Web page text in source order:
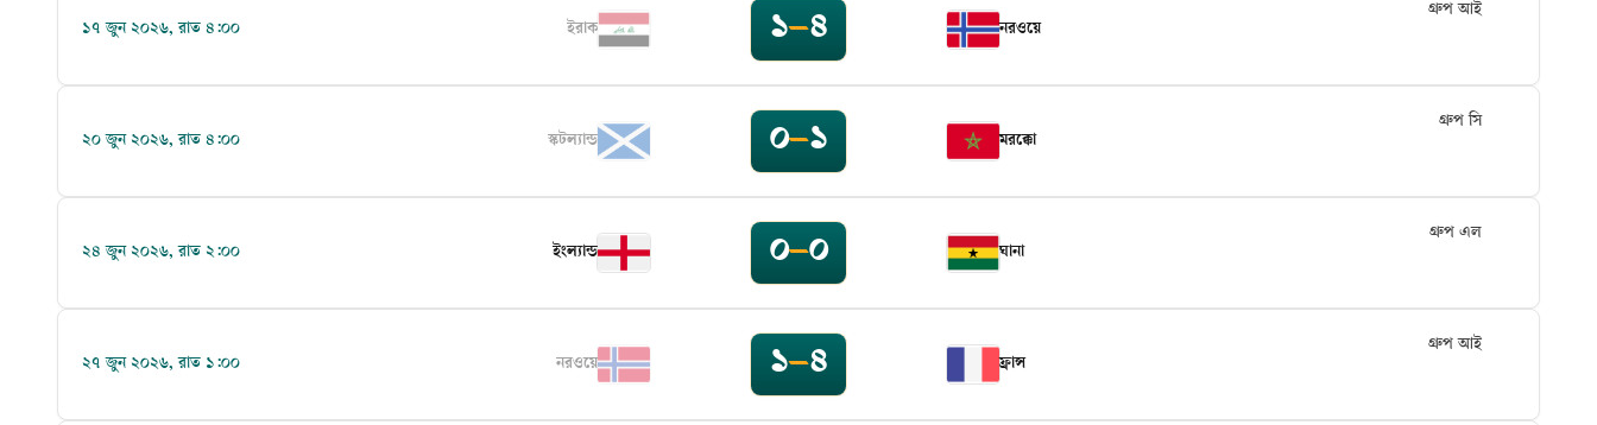
১৭ জুন ২০২৬, রাত ৪:০০ ইরাক ১–৪ নরওয়ে
গ্রুপ আই
২০ জুন ২০২৬, রাত ৪:০০ স্কটল্যান্ড ০–১ মরক্কো
গ্রুপ সি
২৪ জুন ২০২৬, রাত ২:০০ ইংল্যান্ড ০–০ ঘানা
গ্রুপ এল
২৭ জুন ২০২৬, রাত ১:০০ নরওয়ে ১–৪ ফ্রান্স
গ্রুপ আই